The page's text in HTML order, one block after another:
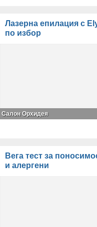
Лазерна епилация с
по избор
Салон Орхидея
Вега тест за
и алергени